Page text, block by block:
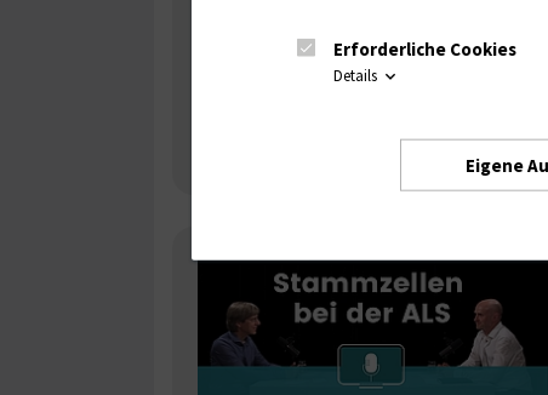
Erforderliche Cookies
Details
Eigene